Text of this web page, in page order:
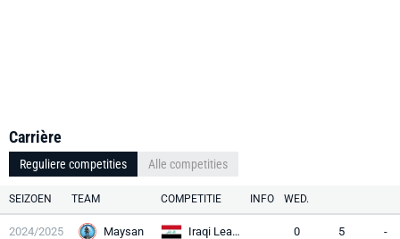
Carrière
Reguliere competities Alle competities
SEIZOEN TEAM COMPETITIE INFO WED.
2024/2025 Maysan Iraqi League 0 5 -